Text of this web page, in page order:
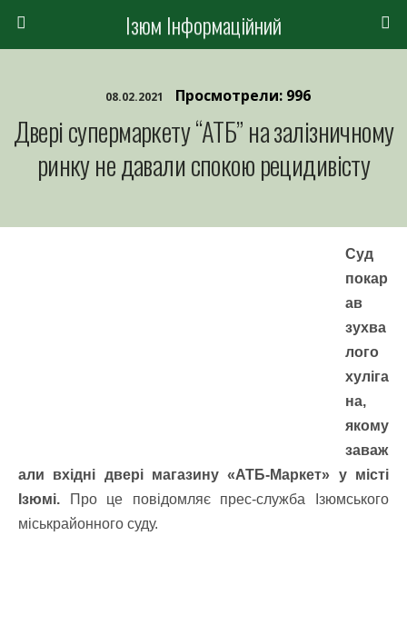
Ізюм Інформаційний
08.02.2021 Просмотрели: 996
Двері супермаркету “АТБ” на залізничному
ринку не давали спокою рецидивісту
Суд
покар
ав
зухва
лого
хуліга
на,
якому
заваж
али вхідні двері магазину «АТБ-Маркет» у місті
Ізюмі. Про це повідомляє прес-служба Ізюмського
міськрайонного суду.